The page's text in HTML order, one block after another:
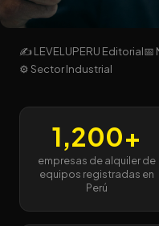
ALQUILER ·
Por Qué Su
Alquiler de
Necesita
Urgente
✍ LEVELUPERU Editorial📅
⚙️ Sector Industrial
1,200+
empresas de alquiler de
equipos registradas en
Perú